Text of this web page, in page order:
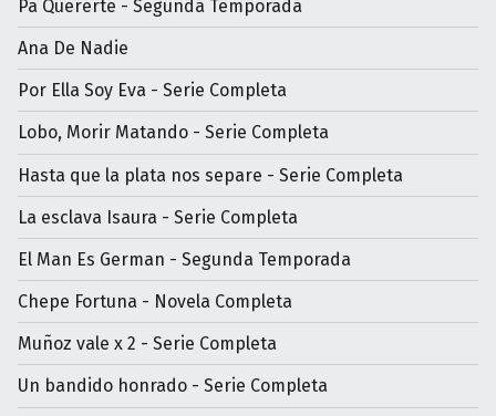
Pa Quererte - Segunda Temporada
Ana De Nadie
Por Ella Soy Eva - Serie Completa
Lobo, Morir Matando - Serie Completa
Hasta que la plata nos separe - Serie Completa
La esclava Isaura - Serie Completa
El Man Es German - Segunda Temporada
Chepe Fortuna - Novela Completa
Muñoz vale x 2 - Serie Completa
Un bandido honrado - Serie Completa